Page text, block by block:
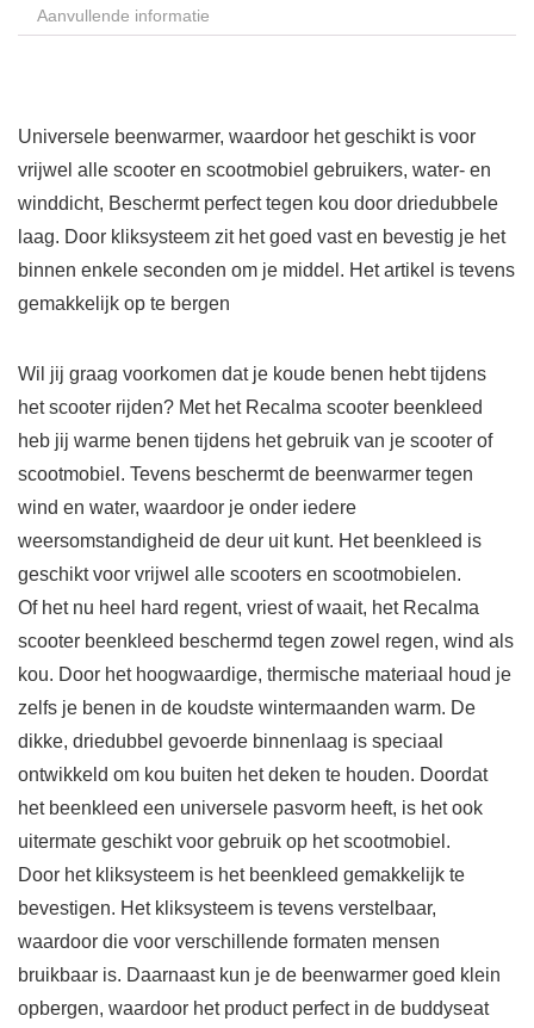
Aanvullende informatie
Universele beenwarmer, waardoor het geschikt is voor
vrijwel alle scooter en scootmobiel gebruikers, water- en
winddicht, Beschermt perfect tegen kou door driedubbele
laag. Door kliksysteem zit het goed vast en bevestig je het
binnen enkele seconden om je middel. Het artikel is tevens
gemakkelijk op te bergen
Wil jij graag voorkomen dat je koude benen hebt tijdens
het scooter rijden? Met het Recalma scooter beenkleed
heb jij warme benen tijdens het gebruik van je scooter of
scootmobiel. Tevens beschermt de beenwarmer tegen
wind en water, waardoor je onder iedere
weersomstandigheid de deur uit kunt. Het beenkleed is
geschikt voor vrijwel alle scooters en scootmobielen.
Of het nu heel hard regent, vriest of waait, het Recalma
scooter beenkleed beschermd tegen zowel regen, wind als
kou. Door het hoogwaardige, thermische materiaal houd je
zelfs je benen in de koudste wintermaanden warm. De
dikke, driedubbel gevoerde binnenlaag is speciaal
ontwikkeld om kou buiten het deken te houden. Doordat
het beenkleed een universele pasvorm heeft, is het ook
uitermate geschikt voor gebruik op het scootmobiel.
Door het kliksysteem is het beenkleed gemakkelijk te
bevestigen. Het kliksysteem is tevens verstelbaar,
waardoor die voor verschillende formaten mensen
bruikbaar is. Daarnaast kun je de beenwarmer goed klein
opbergen, waardoor het product perfect in de buddyseat